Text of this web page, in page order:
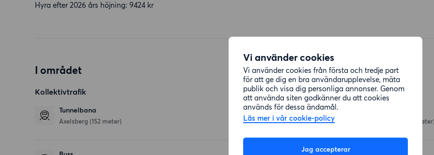
Vi använder cookies
Vi använder cookies från första och tredje part
för att ge dig en bra användarupplevelse, mäta
publik och visa dig personliga annonser. Genom
att använda siten godkänner du att cookies
används för dessa ändamål.
Läs mer i vår cookie-policy
Jag accepterar
Hyra efter 2026 års höjning: 9424 kr
I området
Kollektivtrafik
Tunnelbana
Axelsberg (152 meter)
Restauranger
(122